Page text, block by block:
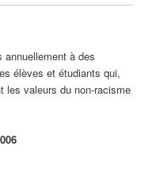
à des
élèves et étudiants qui,
les valeurs du non-racisme